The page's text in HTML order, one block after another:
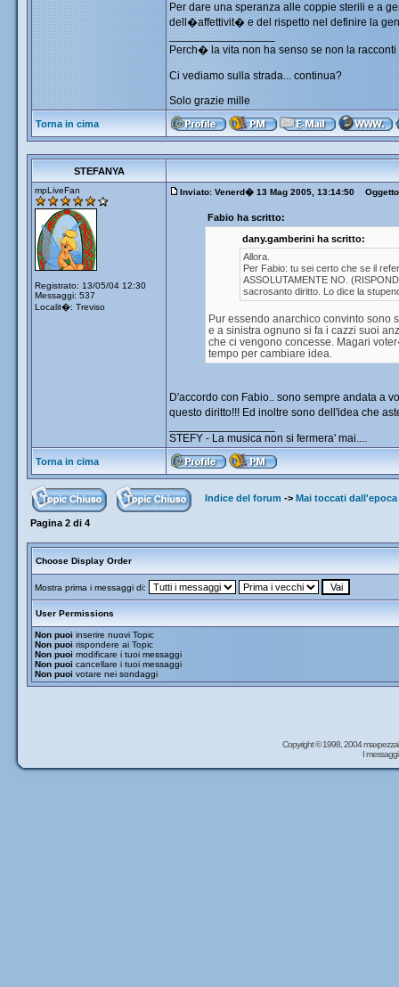
Per dare una speranza alle coppie sterili e a
dell�affettivit� e del rispetto nel definire la
Perch� la vita non ha senso se non la racconti
Ci vediamo sulla strada... continua?
Solo grazie mille
Torna in cima
STEFANYA
mpLiveFan
Registrato: 13/05/04 12:30
Messaggi: 537
Localit�: Treviso
Inviato: Venerd� 13 Mag 2005, 13:14:50
Fabio ha scritto:
dany.gamberini ha scritto:
Allora.
Per Fabio: tu sei certo che se il
ASSOLUTAMENTE NO.
sacrosanto diritto. Lo dice la
Pur essendo anarchico convinto sono
e a sinistra ognuno si fa i cazzi suoi
che ci vengono concesse. Magari
tempo per cambiare idea.
D'accordo con Fabio.. sono sempre andata a
questo diritto!!! Ed inoltre sono dell'idea che
STEFY - La musica non si fermera' mai....
Torna in cima
Indice del forum -> Mai toccati
Pagina 2 di 4
Choose Display Order
Mostra prima i messaggi di:
User Permissions
Non puoi inserire nuovi Topic
Non puoi rispondere ai Topic
Non puoi modificare i tuoi messaggi
Non puoi cancellare i tuoi messaggi
Non puoi votare nei sondaggi
Copyright © 1998, 2004
I